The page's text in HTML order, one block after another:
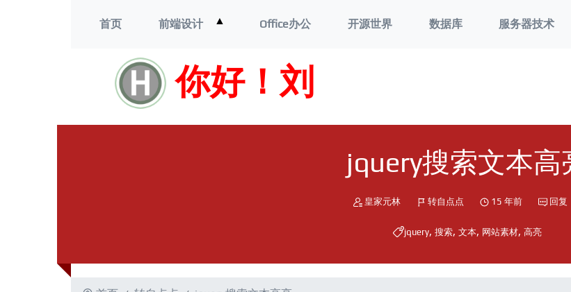
你好！刘
首页 前端设计 ▲
单
Office办公 开源世界 数据库 服务器技术
jquery搜索文本高
皇家元林 转自点点 15 年前 回复
jquery, 搜索, 文本, 网站素材, 高亮